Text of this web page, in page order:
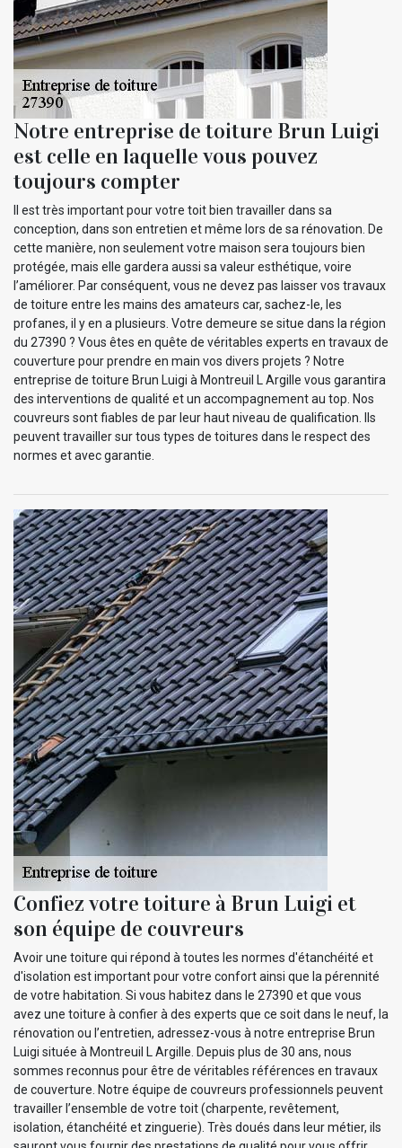
Notre entreprise de toiture Brun Luigi
est celle en laquelle vous pouvez
toujours compter
Il est très important pour votre toit bien travailler dans sa
conception, dans son entretien et même lors de sa rénovation. De
cette manière, non seulement votre maison sera toujours bien
protégée, mais elle gardera aussi sa valeur esthétique, voire
l’améliorer. Par conséquent, vous ne devez pas laisser vos travaux
de toiture entre les mains des amateurs car, sachez-le, les
profanes, il y en a plusieurs. Votre demeure se situe dans la région
du 27390 ? Vous êtes en quête de véritables experts en travaux de
couverture pour prendre en main vos divers projets ? Notre
entreprise de toiture Brun Luigi à Montreuil L Argille vous garantira
des interventions de qualité et un accompagnement au top. Nos
couvreurs sont fiables de par leur haut niveau de qualification. Ils
peuvent travailler sur tous types de toitures dans le respect des
normes et avec garantie.
Confiez votre toiture à Brun Luigi et
son équipe de couvreurs
Avoir une toiture qui répond à toutes les normes d'étanchéité et
d'isolation est important pour votre confort ainsi que la pérennité
de votre habitation. Si vous habitez dans le 27390 et que vous
avez une toiture à confier à des experts que ce soit dans le neuf, la
rénovation ou l’entretien, adressez-vous à notre entreprise Brun
Luigi située à Montreuil L Argille. Depuis plus de 30 ans, nous
sommes reconnus pour être de véritables références en travaux
de couverture. Notre équipe de couvreurs professionnels peuvent
travailler l’ensemble de votre toit (charpente, revêtement,
isolation, étanchéité et zinguerie). Très doués dans leur métier, ils